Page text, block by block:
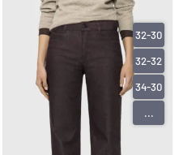
32-30
32-32
34-30
...